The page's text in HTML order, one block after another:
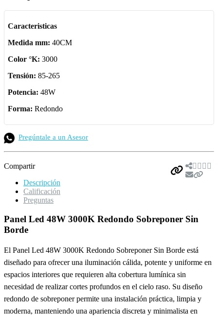
Caracteristicas
Medida mm: 40CM
Color °K: 3000
Tensión: 85-265
Potencia: 48W
Forma: Redondo
Pregúntale a un Asesor
Compartir
Descripción
Calificación
Preguntas
Panel Led 48W 3000K Redondo Sobreponer Sin
Borde
El Panel Led 48W 3000K Redondo Sobreponer Sin Borde está
diseñado para ofrecer una iluminación cálida, potente y uniforme en
espacios interiores que requieren alta cobertura lumínica sin
necesidad de realizar cortes profundos en el cielo raso. Su diseño
redondo de sobreponer permite una instalación práctica, limpia y
moderna, manteniendo una apariencia discreta y minimalista en